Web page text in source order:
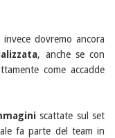
invece dovremo ancora
, anche se con
come accadde
scattate sul set
fa parte del team in